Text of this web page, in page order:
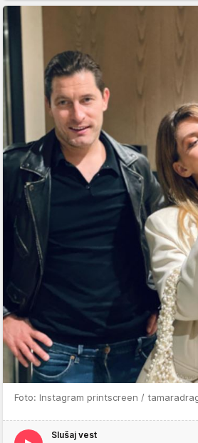
Foto: Instagram printscreen /
Slušaj vest